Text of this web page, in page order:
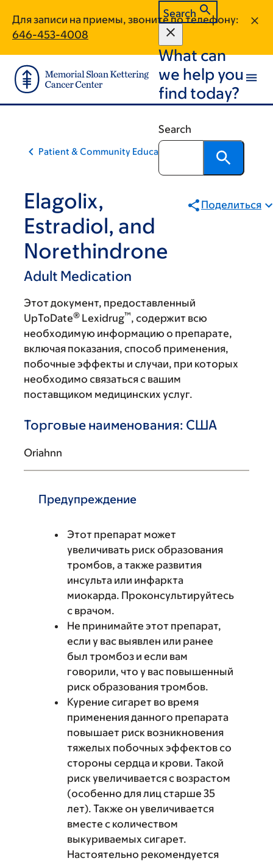
main
content
footer
Для записи на приемы, звоните по телефону:
646-453-4008
Search
What can
we help you
find today?
Search
Patient & Community Education
Elagolix,
Estradiol, and
Norethindrone
Adult Medication
Поделиться
Этот документ, предоставленный
UpToDate® Lexidrug™, содержит всю
необходимую информацию о препарате,
включая показания, способ применения,
побочные эффекты и случаи, при которых
необходимо связаться с вашим
поставщиком медицинских услуг.
Торговые наименования: США
Oriahnn
Предупреждение
Этот препарат может
увеличивать риск образования
тромбов, а также развития
инсульта или инфаркта
миокарда. Проконсультируйтесь
с врачом.
Не принимайте этот препарат,
если у вас выявлен или ранее
был тромбоз и если вам
говорили, что у вас повышенный
риск образования тромбов.
Курение сигарет во время
применения данного препарата
повышает риск возникновения
тяжелых побочных эффектов со
стороны сердца и крови. Такой
риск увеличивается с возрастом
(особенно для лиц старше 35
лет). Также он увеличивается
вместе с количеством
выкуриваемых сигарет.
Настоятельно рекомендуется